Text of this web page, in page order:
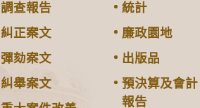
調查報告
糾正案文
彈劾案文
糾舉案文
統計
廉政園地
出版品
預決算及會計
報告